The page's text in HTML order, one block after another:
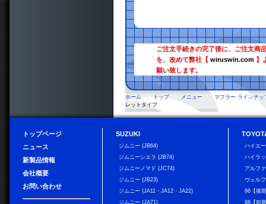
ご注文手続きの完了後に、ご注文商
を、改めて弊社【wiruswin.com 】
願い致します。
ホーム トップ メニュー
マフラー ラインナッ
レットタイプ
トップページ
ニュース
新製品情報
会社概要
お問い合わせ
SUZUKI
ジムニー (JB64)
ジムニーシエラ (JB74)
ジムニーノマド (JC74)
ジムニー (JB23)
ジムニー (JA11・JA12・JA22)
ジムニー (JA71)
ハイエ
ハイラ
アルフ
ヴェル
86【後
86【前